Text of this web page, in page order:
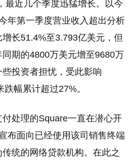
最近几个季度迅猛增长。以今
年第一季度营业收入超出分析
长51.4%至3.793亿美元，但
期的4800万美元增至9680万
投资者担忧，受此影响
幅累计超过27%。
处理的Square一直在潜心开
布面向已经使用该司销售终端
统的网络贷款机构。在此之